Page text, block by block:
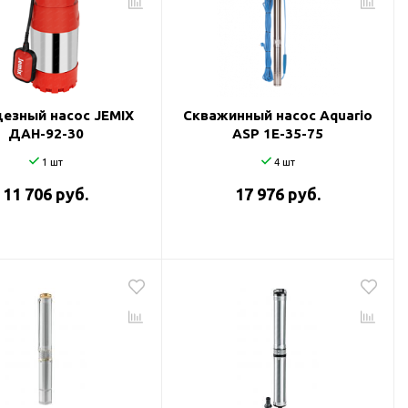
насос JEMIX
ДАН-92-30
1 шт
11 706 руб.
Скважинный насос Aquario
ASP 1E-35-75
4 шт
17 976 руб.